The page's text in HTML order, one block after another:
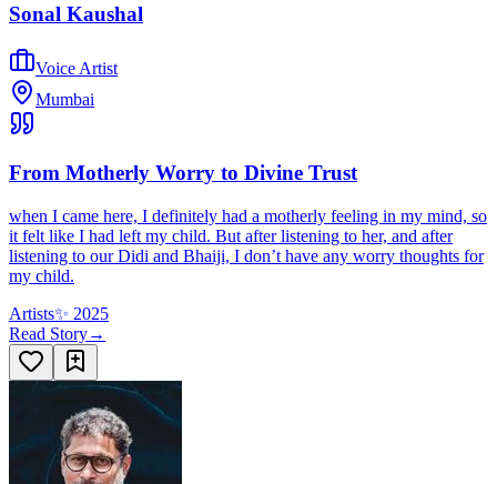
Sonal Kaushal
Voice Artist
Mumbai
From Motherly Worry to Divine Trust
when I came here, I definitely had a motherly feeling in my mind, so
it felt like I had left my child. But after listening to her, and after
listening to our Didi and Bhaiji, I don’t have any worry thoughts for
my child.
Artists✨ 2025
Read Story→